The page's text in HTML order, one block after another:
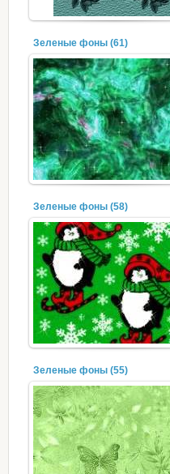
Зеленые фоны (61)
Зеленые фоны (58)
Зеленые фоны (55)